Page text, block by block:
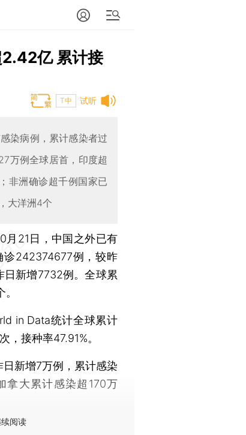
亿 累计接
试听
T中
染病例，累计感染者过
万例全球居首，印度超
非洲确诊超千例国家已
大洋洲4个
月21日，中国之外已有
242374677例，较昨
新增7732例。全球累
in Data统计全球累计
接种率47.91%。
新增7万例，累计感染
拿大累计感染超170万
阅读